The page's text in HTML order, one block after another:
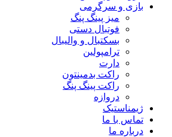
بازی و سرگرمی
میز پینگ پنگ
فوتبال دستی
بسکتبال و والیبال
ترامپولین
دارت
راکت بدمینتون
راکت پینگ پنگ
دروازه
ژیمناستیک
تماس با ما
درباره ما